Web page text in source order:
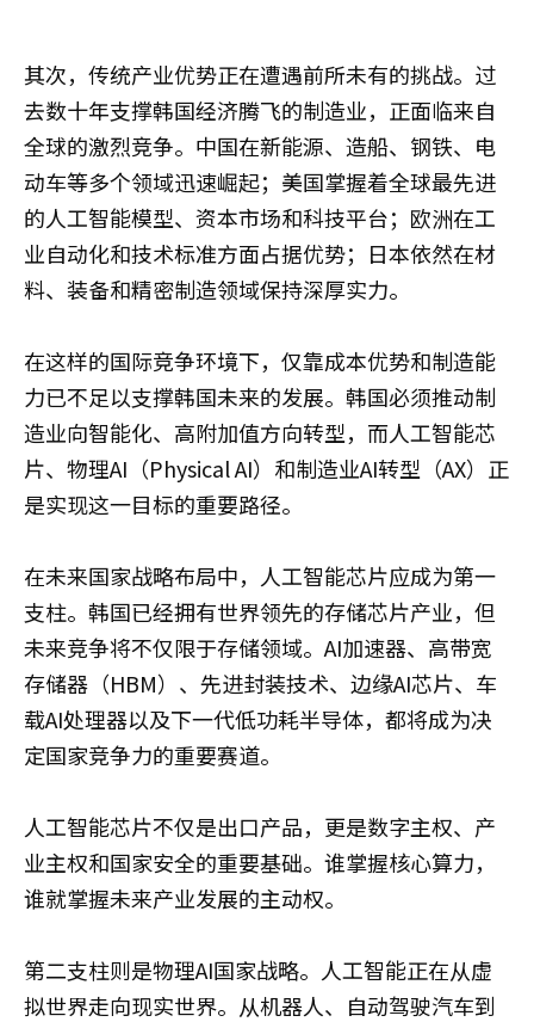
其次，传统产业优势正在遭遇前所未有的挑战。过
去数十年支撑韩国经济腾飞的制造业，正面临来自
全球的激烈竞争。中国在新能源、造船、钢铁、电
动车等多个领域迅速崛起；美国掌握着全球最先进
的人工智能模型、资本市场和科技平台；欧洲在工
业自动化和技术标准方面占据优势；日本依然在材
料、装备和精密制造领域保持深厚实力。
在这样的国际竞争环境下，仅靠成本优势和制造能
力已不足以支撑韩国未来的发展。韩国必须推动制
造业向智能化、高附加值方向转型，而人工智能芯
片、物理AI（Physical AI）和制造业AI转型（AX）正
是实现这一目标的重要路径。
在未来国家战略布局中，人工智能芯片应成为第一
支柱。韩国已经拥有世界领先的存储芯片产业，但
未来竞争将不仅限于存储领域。AI加速器、高带宽
存储器（HBM）、先进封装技术、边缘AI芯片、车
载AI处理器以及下一代低功耗半导体，都将成为决
定国家竞争力的重要赛道。
人工智能芯片不仅是出口产品，更是数字主权、产
业主权和国家安全的重要基础。谁掌握核心算力，
谁就掌握未来产业发展的主动权。
第二支柱则是物理AI国家战略。人工智能正在从虚
拟世界走向现实世界。从机器人、自动驾驶汽车到